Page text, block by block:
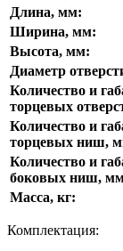
Длина, мм:
Ширина, мм:
Высота, мм:
Диаметр
Количество и
торцевых
Количество и
торцевых ниш,
Количество и
боковых ниш,
Масса, кг:
Комплектация: